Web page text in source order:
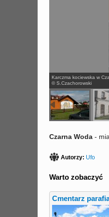
Karczma kociewska w
© S.Czachorowski
Czarna Woda -
Autorzy: Ufo
Warto zobaczyć
Cmentarz